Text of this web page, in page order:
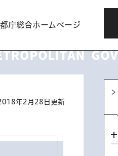
都庁総合ホームページ
年2月28日更新